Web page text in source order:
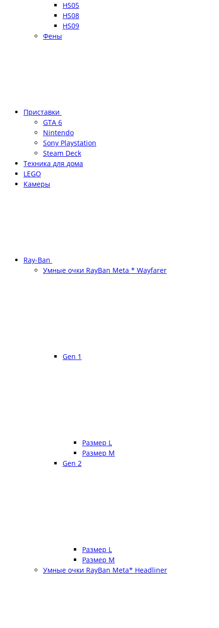
HS05
HS08
HS09
Фены
Приставки
GTA 6
Nintendo
Sony Playstation
Steam Deck
Техника для дома
LEGO
Камеры
Ray-Ban
Умные очки RayBan Meta * Wayfarer
Gen 1
Размер L
Размер М
Gen 2
Размер L
Размер М
Умные очки RayBan Meta* Headliner